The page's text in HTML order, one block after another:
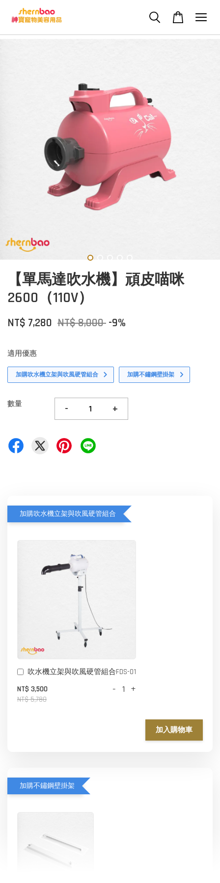
【單馬達吹水機】頑皮喵咪
2600（110V）
NT$ 7,280 NT$ 8,000 -9%
適用優惠
加購吹水機立架與吹風硬管組合 加購不鏽鋼壁掛架
數量 - +
加購吹水機立架與吹風硬管組合
吹水機立架與吹風硬管組合FDS-01
NT$ 3,500
NT$ 5,780
- +
加入購物車
加購不鏽鋼壁掛架